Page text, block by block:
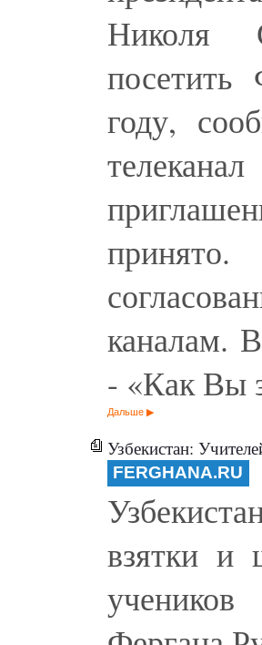
Николя
году,
каналам.
- «Как Вы
Дальше
Узбекистан: Учителей
FERGHANA.RU
взятки и